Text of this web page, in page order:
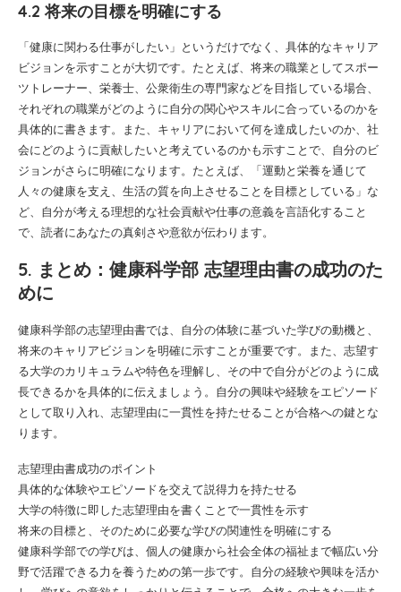
4.2 将来の目標を明確にする
「健康に関わる仕事がしたい」というだけでなく、具体的なキャリア
ビジョンを示すことが大切です。たとえば、将来の職業としてスポー
ツトレーナー、栄養士、公衆衛生の専門家などを目指している場合、
それぞれの職業がどのように自分の関心やスキルに合っているのかを
具体的に書きます。また、キャリアにおいて何を達成したいのか、社
会にどのように貢献したいと考えているのかも示すことで、自分のビ
ジョンがさらに明確になります。たとえば、「運動と栄養を通じて
人々の健康を支え、生活の質を向上させることを目標としている」な
ど、自分が考える理想的な社会貢献や仕事の意義を言語化すること
で、読者にあなたの真剣さや意欲が伝わります。
5. まとめ：健康科学部 志望理由書の成功のた
めに
健康科学部の志望理由書では、自分の体験に基づいた学びの動機と、
将来のキャリアビジョンを明確に示すことが重要です。また、志望す
る大学のカリキュラムや特色を理解し、その中で自分がどのように成
長できるかを具体的に伝えましょう。自分の興味や経験をエピソード
として取り入れ、志望理由に一貫性を持たせることが合格への鍵とな
ります。
志望理由書成功のポイント
具体的な体験やエピソードを交えて説得力を持たせる
大学の特徴に即した志望理由を書くことで一貫性を示す
将来の目標と、そのために必要な学びの関連性を明確にする
健康科学部での学びは、個人の健康から社会全体の福祉まで幅広い分
野で活躍できる力を養うための第一歩です。自分の経験や興味を活か